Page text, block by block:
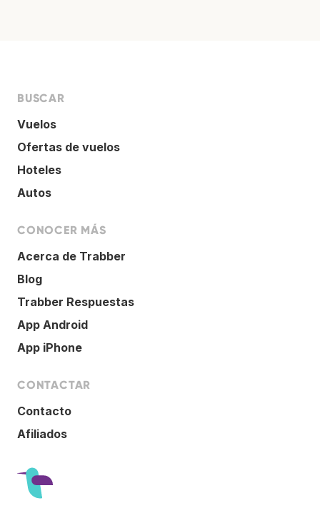
BUSCAR
Vuelos
Ofertas de vuelos
Hoteles
Autos
CONOCER MÁS
Acerca de Trabber
Blog
Trabber Respuestas
App Android
App iPhone
CONTACTAR
Contacto
Afiliados